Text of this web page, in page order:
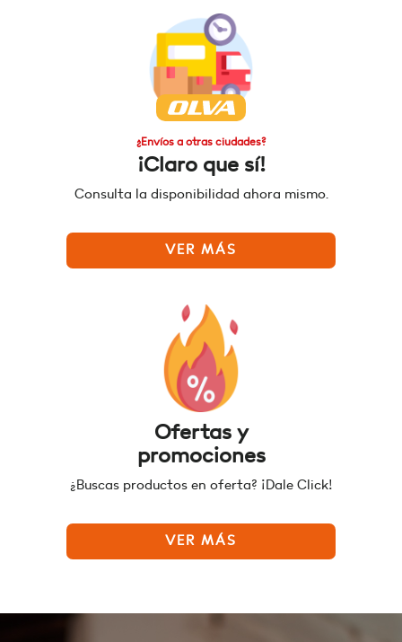
¿Envíos a otras ciudades?
¡Claro que sí!
Consulta la disponibilidad ahora mismo.
VER MÁS
Ofertas y
promociones
¿Buscas productos en oferta? ¡Dale Click!
VER MÁS